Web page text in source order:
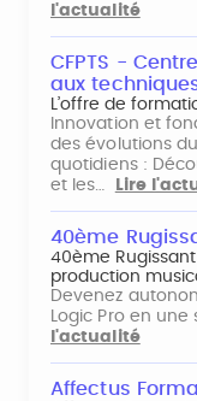
l'actualité
CFPTS -
aux
L’offre de
Innovation et
des évolutions
quotidiens :
et les…
Lire
40ème
40ème
production
Devenez
Logic Pro en
l'actualité
Affectus